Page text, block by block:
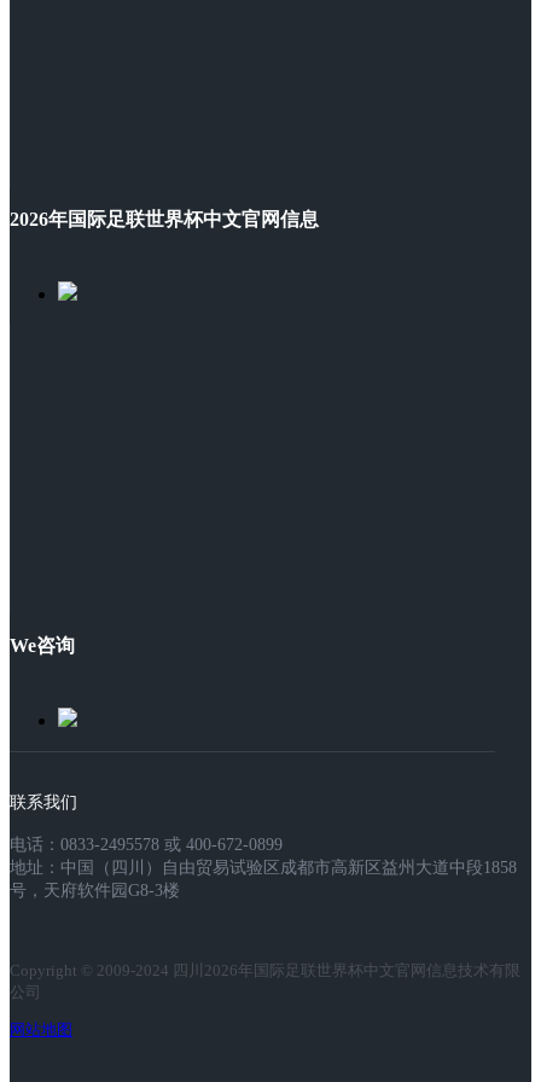
2026年国际足联世界杯中文官网信息
We咨询
联系我们
电话：0833-2495578 或 400-672-0899
地址：中国（四川）自由贸易试验区成都市高新区益州大道中段1858
号，天府软件园G8-3楼
Copyright © 2009-2024 四川2026年国际足联世界杯中文官网信息技术有限
公司
网站地图